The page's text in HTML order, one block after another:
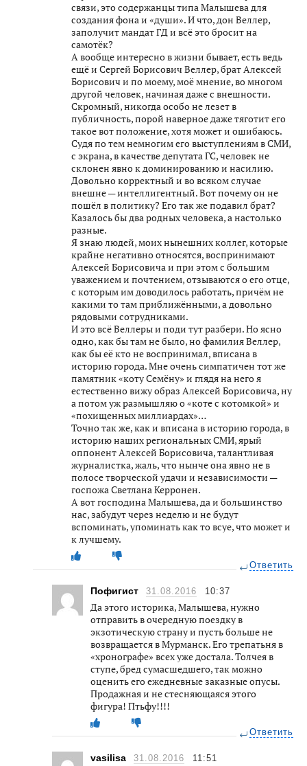
связи, это содержанцы типа Малышева для
создания фона и «души». И что, дон Веллер,
заполучит мандат ГД и всё это бросит на
самотёк?
А вообще интересно в жизни бывает, есть ведь
ещё и Сергей Борисович Веллер, брат Алексей
Борисович и по моему, моё мнение, во многом
другой человек, начиная даже с внешности.
Скромный, никогда особо не лезет в
публичность, порой наверное даже тяготит его
такое вот положение, хотя может и ошибаюсь.
Судя по тем немногим его выступлениям в СМИ,
с экрана, в качестве депутата ГС, человек не
склонен явно к доминированию и насилию.
Довольно корректный и во всяком случае
внешне — интеллигентный. Вот почему он не
пошёл в политику? Его так же подавил брат?
Казалось бы два родных человека, а настолько
разные.
Я знаю людей, моих нынешних коллег, которые
крайне негативно относятся, воспринимают
Алексей Борисовича и при этом с большим
уважением и почтением, отзываются о его отце,
с которым им доводилось работать, причём не
какими то там приближёнными, а довольно
рядовыми сотрудниками.
И это всё Веллеры и поди тут разбери. Но ясно
одно, как бы там не было, но фамилия Веллер,
как бы её кто не воспринимал, вписана в
историю города. Мне очень симпатичен тот же
памятник «коту Семёну» и глядя на него я
естественно вижу образ Алексей Борисовича, ну
а потом уж размышляю о «коте с котомкой» и
«похищенных миллиардах»…
Точно так же, как и вписана в историю города, в
историю наших региональных СМИ, ярый
оппонент Алексей Борисовича, талантливая
журналистка, жаль, что нынче она явно не в
полосе творческой удачи и независимости —
госпожа Светлана Керронен.
А вот господина Малышева, да и большинство
нас, забудут через неделю и не будут
вспоминать, упоминать как то всуе, что может и
к лучшему.
Ответить
Пофигист 31.08.2016 10:37
Да этого историка, Малышева, нужно
отправить в очередную поездку в
экзотическую страну и пусть больше не
возвращается в Мурманск. Его трепатьня в
«хронографе» всех уже достала. Толчея в
ступе, бред сумасшедшего, так можно
оценить его ежедневные заказные опусы.
Продажная и не стесняющаяся этого
фигура! Птьфу!!!!
Ответить
vasilisa 31.08.2016 11:51